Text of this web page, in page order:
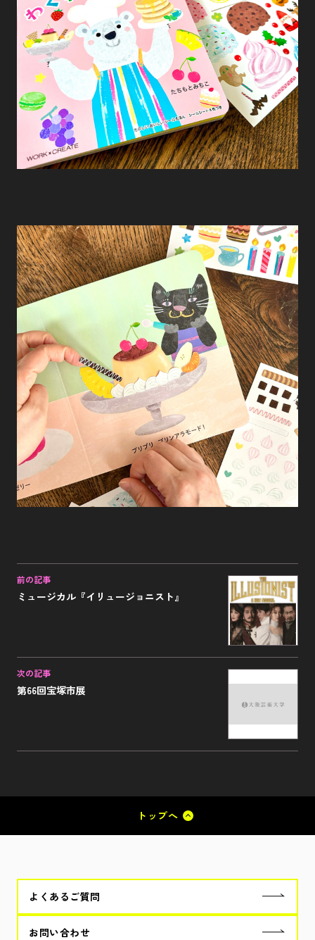
前の記事
ミュージカル『イリュージョニスト』
次の記事
第66回宝塚市展
トップへ
よくあるご質問
お問い合わせ